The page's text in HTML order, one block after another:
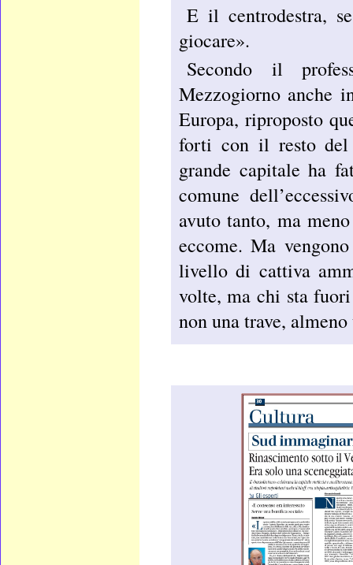
E il centrodestra,
giocare».
Secondo il
Mezzogiorno anche
Europa, riproposto
forti con il resto del
grande capitale ha
comune
avuto tanto, ma
eccome. Ma
livello di cattiva
volte, ma chi sta
non una trave,